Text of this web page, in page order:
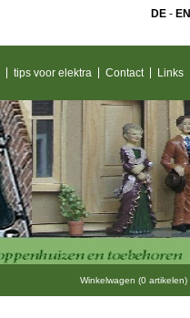
DE - EN
tips voor elektra Contact Links
Winkelwagen (0 artikelen)